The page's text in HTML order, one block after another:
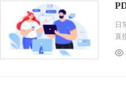
日
直
费